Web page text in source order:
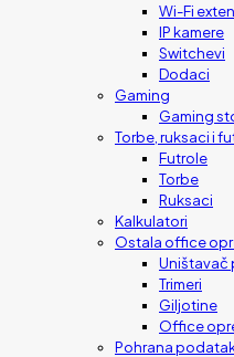
Wi-Fi
IP kamere
Switchevi
Dodaci
Gaming
Gaming
Torbe, ruksaci i
Futrole
Torbe
Ruksaci
Kalkulatori
Ostala office
Uništavač
Trimeri
Giljotine
Office
Pohrana